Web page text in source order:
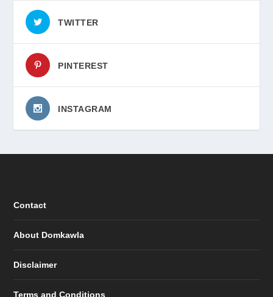
TWITTER
PINTEREST
INSTAGRAM
Contact
About Domkawla
Disclaimer
Terms and Conditions